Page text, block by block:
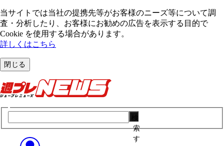
当サイトでは当社の提携先等がお客様のニーズ等について調
査・分析したり、お客様にお勧めの広告を表⽰する⽬的で
Cookie を使⽤する場合があります。
詳しくはこちら
閉じる
索
す